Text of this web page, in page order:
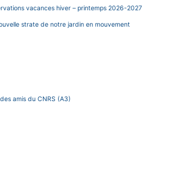
vacances hiver – printemps 2026-2027
strate de notre jardin en mouvement
amis du CNRS (A3)